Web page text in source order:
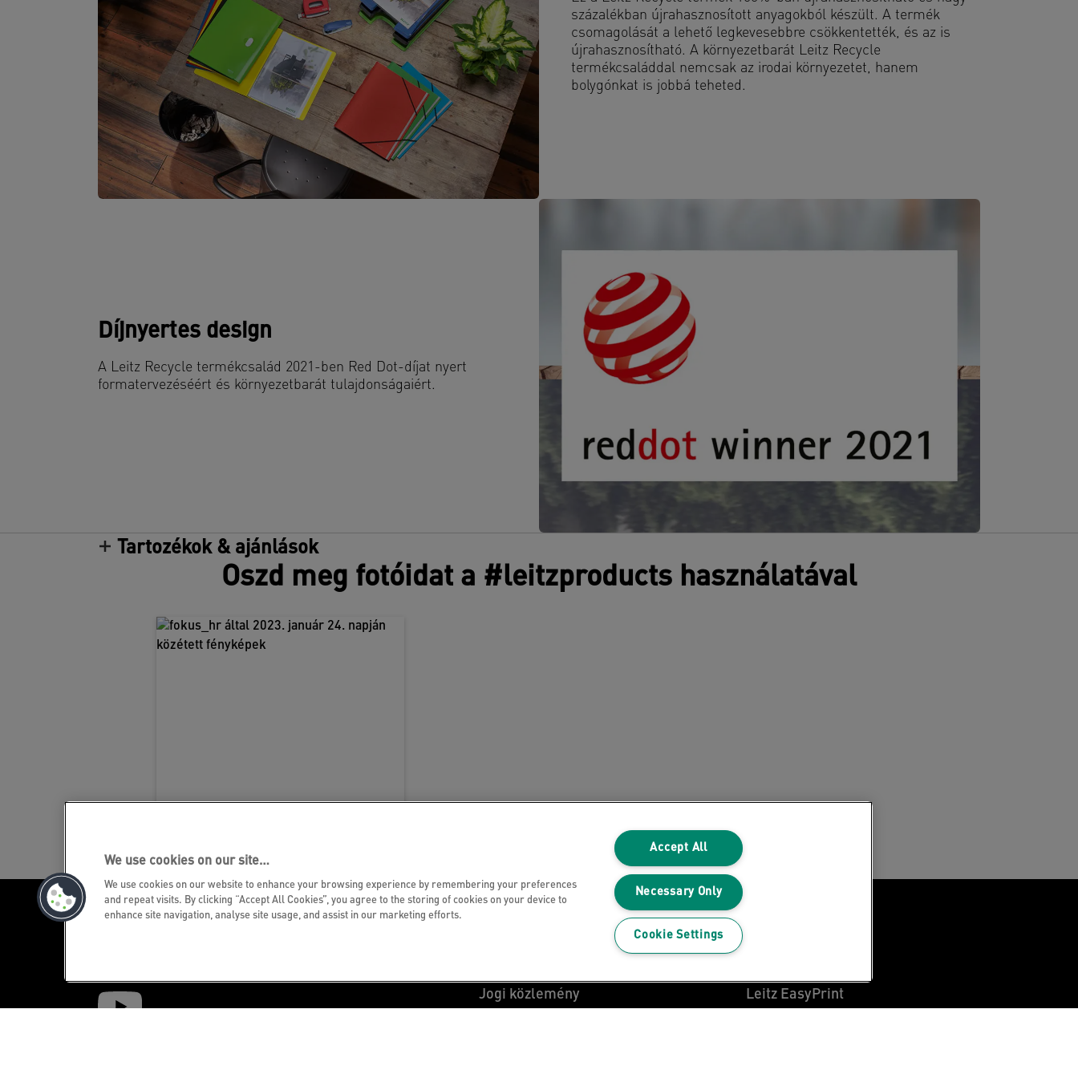
százalékban újrahasznosított anyagokból készült. A termék
csomagolását a lehető legkevesebbre csökkentették, és az is
újrahasznosítható. A környezetbarát Leitz Recycle
termékcsaláddal nemcsak az irodai környezetet, hanem
bolygónkat is jobbá teheted.
Díjnyertes design
A Leitz Recycle termékcsalád 2021-ben Red Dot-díjat nyert
formatervezéséért és környezetbarát tulajdonságaiért.
Tartozékok & ajánlások
Oszd meg fotóidat a #leitzproducts használatával
Adatvédelmi nyilatkozat
Jogi közlemény Leitz EasyPrint
We use cookies on our site…
We use cookies on our website to enhance your browsing experience by remembering your preferences
and repeat visits. By clicking “Accept All Cookies”, you agree to the storing of cookies on your device to
enhance site navigation, analyse site usage, and assist in our marketing efforts.
Accept All
Necessary Only
Cookie Settings